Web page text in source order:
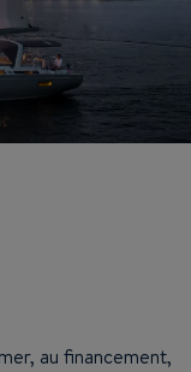
au financement,